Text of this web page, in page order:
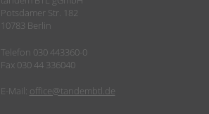
Potsdamer Str. 182
10783 Berlin
Telefon 030 443360-0
Fax 030 44 336040
E-Mail: office@tandembtl.de